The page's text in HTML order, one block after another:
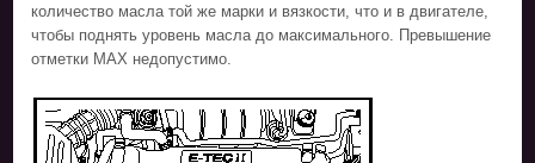
количество масла той же марки и вязкости, что и в двигателе,
чтобы поднять уровень масла до максимального. Превышение
отметки MAX недопустимо.